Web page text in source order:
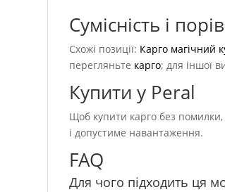
Сумісність і
Схожі позиції: Карго магічний
перегляньте карго; для іншої
Купити у Peral
Щоб купити карго без
і допустиме навантаження.
FAQ
Для чого підходить ця